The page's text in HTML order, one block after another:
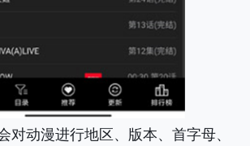
对动漫进行地区、版本、首字母、